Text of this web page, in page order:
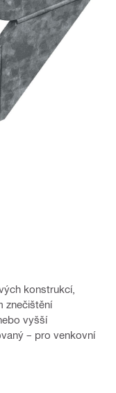
konstrukcí,
znečištění
vyšší
– pro venkovní